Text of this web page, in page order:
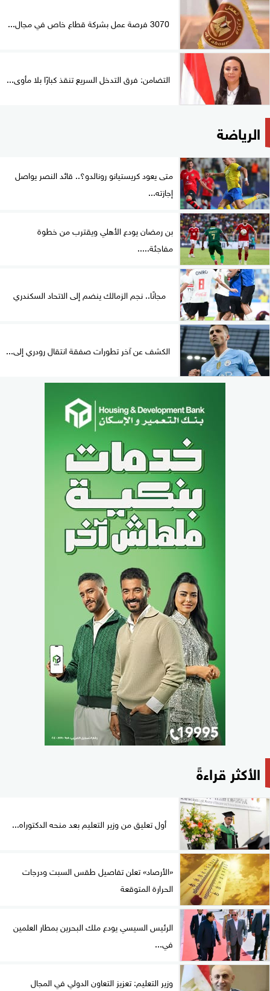
3070 فرصة عمل بشركة قطاع خاص في مجال...
التضامن: فرق التدخل السريع تنقذ كبارًا بلا مأوى...
الرياضة
متى يعود كريستيانو رونالدو؟.. قائد النصر يواصل
إجازته...
بن رمضان يودع الأهلي ويقترب من خطوة
مفاجئة.....
مجانًا.. نجم الزمالك ينضم إلى الاتحاد السكندري
الكشف عن آخر تطورات صفقة انتقال رودري إلى...
الأكثر قراءةً
أول تعليق من وزير التعليم بعد منحه الدكتوراه...
«الأرصاد» تعلن تفاصيل طقس السبت ودرجات
الحرارة المتوقعة
الرئيس السيسي يودع ملك البحرين بمطار العلمين
في...
وزير التعليم: تعزيز التعاون الدولي في المجال